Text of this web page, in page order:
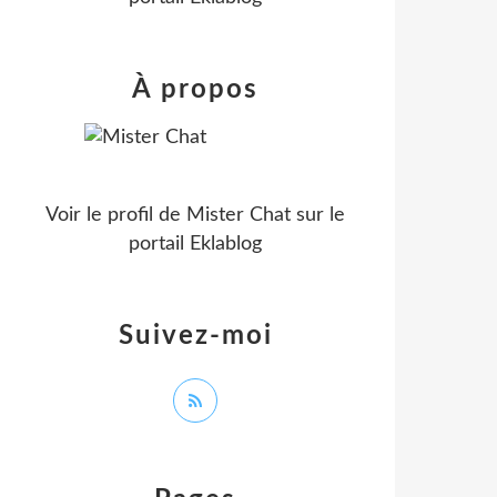
Suivez-moi
À propos
Voir le profil de Mister Chat sur le
portail Eklablog